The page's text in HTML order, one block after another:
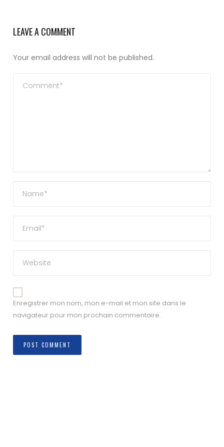
LEAVE A COMMENT
Your email address will not be published.
Enregistrer mon nom, mon e-mail et mon site dans le
navigateur pour mon prochain commentaire.